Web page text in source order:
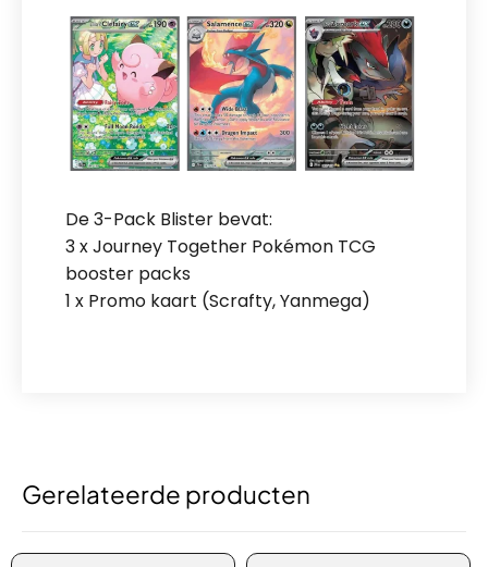
De 3-Pack Blister bevat:
3 x Journey Together Pokémon TCG
booster packs
1 x Promo kaart (Scrafty, Yanmega)
Gerelateerde producten